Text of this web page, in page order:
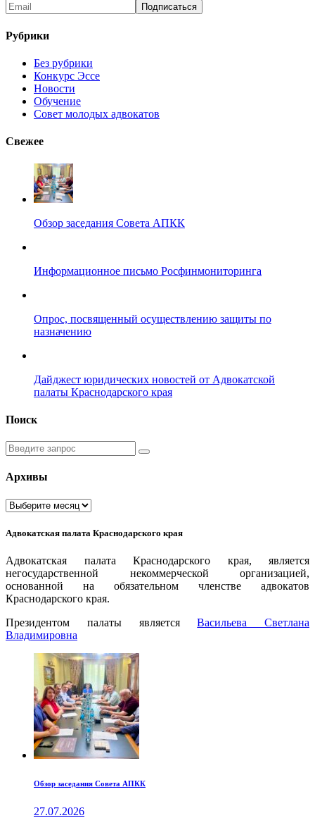
Рубрики
Без рубрики
Конкурс Эссе
Новости
Обучение
Совет молодых адвокатов
Свежее
Обзор заседания Совета АПКК
Информационное письмо Росфинмониторинга
Опрос, посвященный осуществлению защиты по
назначению
Дайджест юридических новостей от Адвокатской
палаты Краснодарского края
Поиск
Введите
запрос
Архивы
Архивы
Адвокатская палата Краснодарского края
Адвокатская палата Краснодарского края, является
негосударственной некоммерческой организацией,
основанной на обязательном членстве адвокатов
Краснодарского края.
Президентом палаты являетсяВаcильева Светлана
Владимировна
Обзор заседания Совета АПКК
27.07.2026